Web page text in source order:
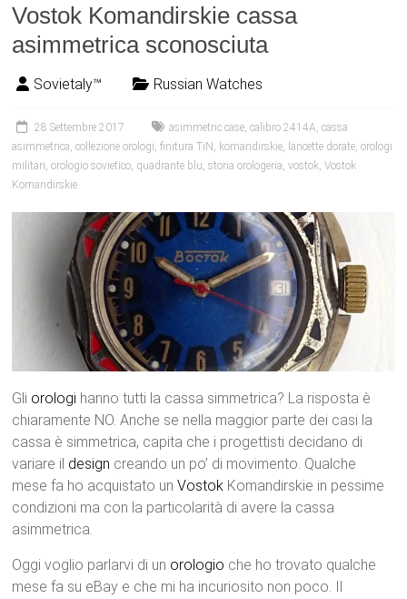
Vostok Komandirskie cassa
asimmetrica sconosciuta
Sovietaly™ Russian Watches
28 Settembre 2017 asimmetric case,calibro 2414A,cassa
asimmetrica,collezione orologi,finitura TiN , komandirskie, lancette dorate,orologi
militari,orologio sovietico, quadrante blu,storia orologeria,vostok,Vostok
Komandirskie
Gli orologi hanno tutti la cassa simmetrica? La risposta è
chiaramente NO. Anche se nella maggior parte dei casi la
cassa è simmetrica, capita che i progettisti decidano di
variare il design creando un po’ di movimento. Qualche
mese fa ho acquistato unVostok Komandirskie in pessime
condizioni ma con la particolarità di avere la cassa
asimmetrica.
Oggi voglio parlarvi di un orologio che ho trovato qualche
mese fa su eBay e che mi ha incuriosito non poco. Il